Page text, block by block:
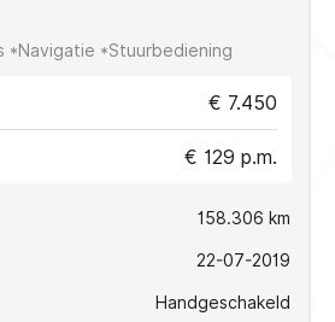
*Navigatie *Stuurbediening
€ 7.450
€ 129 p.m.
158.306 km
22-07-2019
Handgeschakeld